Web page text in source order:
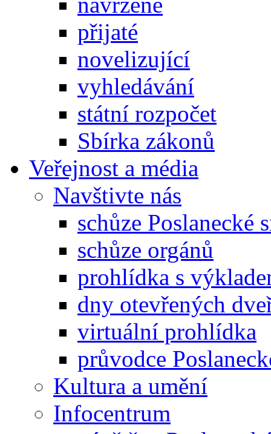
přijaté
novelizující
vyhledávání
státní rozpočet
Sbírka zákonů
Veřejnost a média
Navštivte nás
schůze Poslanecké
schůze orgánů
prohlídka s
dny otevřených
virtuální prohlídka
průvodce
Kultura a umění
Infocentrum